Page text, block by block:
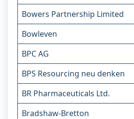
Bowers Partnership Limited
Bowleven
BPC AG
BPS Resourcing neu denken
BR Pharmaceuticals Ltd.
Bradshaw-Bretton